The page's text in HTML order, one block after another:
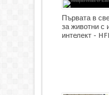
Първата в
за животни с
интелект -